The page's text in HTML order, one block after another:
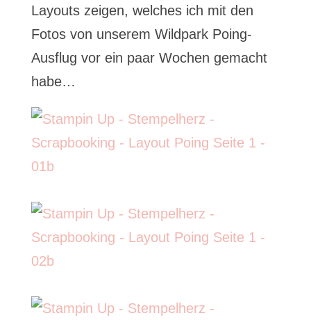
Layouts zeigen, welches ich mit den
Fotos von unserem Wildpark Poing-
Ausflug vor ein paar Wochen gemacht
habe…